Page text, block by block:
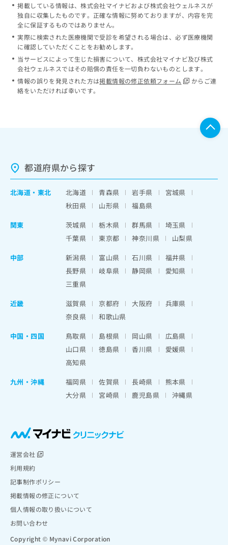
掲載している情報は、株式会社マイナビおよび株式会社ウェルネスが
独自に収集したものです。正確な情報に努めておりますが、内容を完
全に保証するものではありません。
実際に検索された医療機関で受診を希望される場合は、必ず医療機関
に確認していただくことをお勧めします。
当サービスによって生じた損害について、株式会社マイナビ及び株式
会社ウェルネスではその賠償の責任を一切負わないものとします。
情報の誤りを発見された方は掲載情報の修正依頼フォーム
からご連
絡をいただければ幸いです。
都道府県から探す
北海道 ・ 東北 北海道 青森県 岩手県
宮城県
秋田県
山形県
福島県
関東
茨城県 栃木県 群馬県
埼玉県
千葉県
東京都 神奈川県
山梨県
中部
新潟県 富山県 石川県
福井県
長野県
岐阜県 静岡県
愛知県
三重県
近畿
滋賀県 京都府 大阪府
兵庫県
奈良県
和歌山県
中国・四国
鳥取県 島根県 岡山県
広島県
山口県
徳島県 香川県
愛媛県
高知県
九州・沖縄
福岡県 佐賀県 長崎県
熊本県
大分県
宮崎県 鹿児島県 沖縄県
運営会社
利用規約
記事制作ポリシー
掲載情報の修正について
個人情報の取り扱いについて
お問い合わせ
Copyright © Mynavi Corporation